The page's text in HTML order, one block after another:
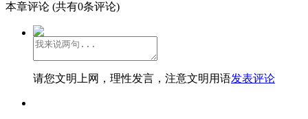
本章评论 (共有0条评论)
请您文明上网，理性发言，注意文明用语发表评论